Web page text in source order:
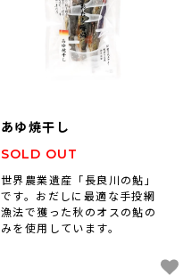
あゆ焼干し
SOLD OUT
世界農業遺産「長良川の鮎」
です。おだしに最適な手投網
漁法で獲った秋のオスの鮎の
みを使用しています。